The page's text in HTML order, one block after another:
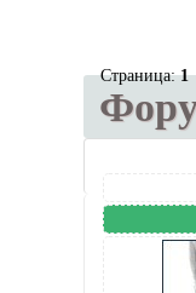
Страница:1